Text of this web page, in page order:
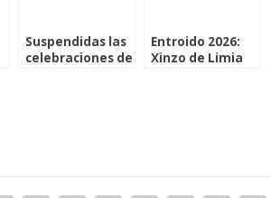
Suspendidas las
celebraciones de
Entroido 2026:
Xinzo de Limia